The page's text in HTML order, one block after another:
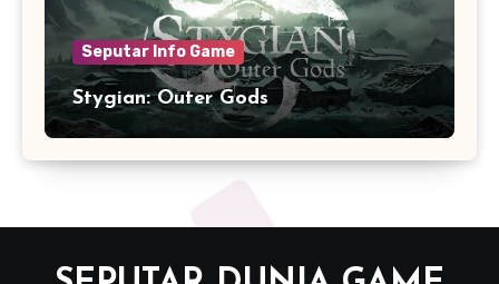
Seputar Info Game
Stygian: Outer Gods